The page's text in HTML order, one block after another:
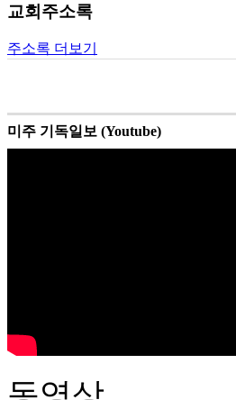
교회주소록
주소록 더보기
미주 기독일보 (Youtube)